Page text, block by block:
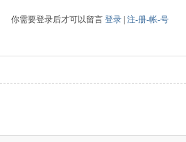
你需要登录后才可以留言 登录| 注-册-帐-号